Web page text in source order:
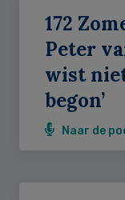
172
Peter
wist
begon’
Naar de